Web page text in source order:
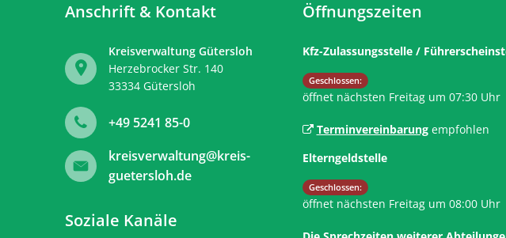
Anschrift & Kontakt
Kreisverwaltung Gütersloh
Herzebrocker Str. 140
33334 Gütersloh
+49 5241 85-0
kreisverwaltung@kreis-
guetersloh.de
Soziale Kanäle
Öffnungszeiten
Kfz-Zulassungsstelle /
Klicken, um weitere Öffnungs- oder
Geschlossen:
öffnet nächsten Freitag um 07:30 Uhr
Terminvereinbarungempfohlen
Elterngeldstelle
Klicken, um weitere Öffnungs- oder
Geschlossen:
öffnet nächsten Freitag um 08:00 Uhr